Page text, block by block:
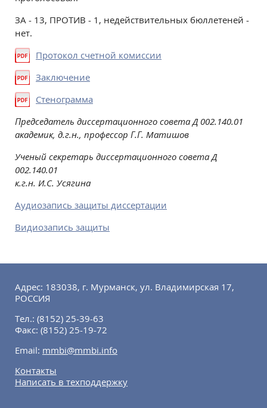
ЗА - 13, ПРОТИВ - 1, недействительных бюллетеней -
нет.
Протокол счетной комиссии
Заключение
Стенограмма
Председатель диссертационного совета Д 002.140.01
академик, д.г.н., профессор Г.Г. Матишов
Ученый секретарь диссертационного совета Д
002.140.01
к.г.н. И.С. Усягина
Аудиозапись защиты диссертации
Видиозапись защиты
Адрес: 183038, г. Мурманск, ул. Владимирская 17,
РОССИЯ
Тел.: (8152) 25-39-63
Факс: (8152) 25-19-72
Email: mmbi@mmbi.info
Контакты
Написать в техподдержку